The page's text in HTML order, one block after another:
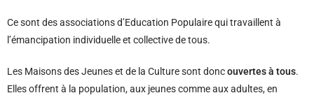
Ce sont des associations d’Education Populaire qui travaillent à
l’émancipation individuelle et collective de tous.
Les Maisons des Jeunes et de la Culture sont doncouvertes à tous.
Elles offrent à la population, aux jeunes comme aux adultes, en